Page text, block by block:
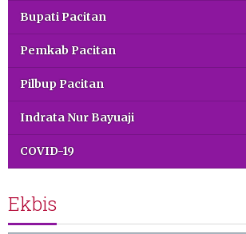
Bupati Pacitan
Pemkab Pacitan
Pilbup Pacitan
Indrata Nur Bayuaji
COVID-19
Ekbis